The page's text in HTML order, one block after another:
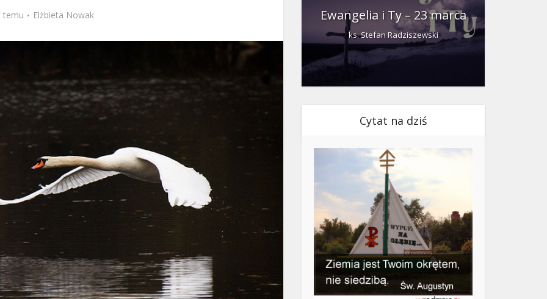
temu Elżbieta Nowak
i Ty – 29 grudnia Ewangelia i Ty – 23 marca
ks. Stefan Radziszewski
Cytat na dziś